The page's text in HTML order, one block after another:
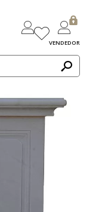
VENDEDOR